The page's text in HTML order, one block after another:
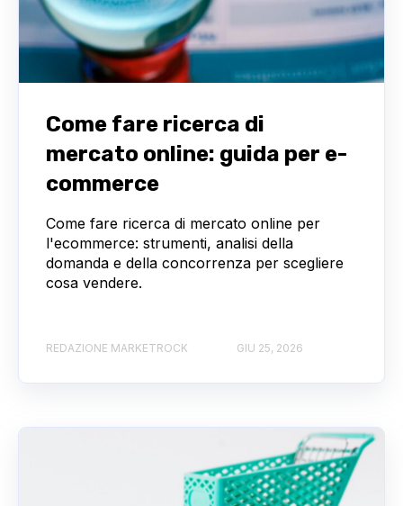
Come fare ricerca di
mercato online: guida per e-
commerce
Come fare ricerca di mercato online per
l'ecommerce: strumenti, analisi della
domanda e della concorrenza per scegliere
cosa vendere.
REDAZIONE MARKETROCK GIU 25, 2026